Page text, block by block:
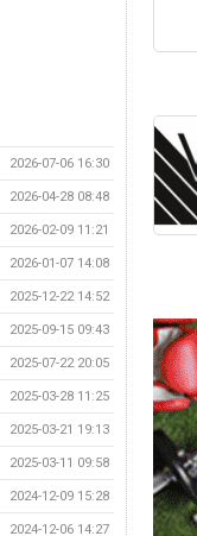
2026-07-06 16:30
2026-04-28 08:48
2026-02-09 11:21
2026-01-07 14:08
2025-12-22 14:52
2025-09-15 09:43
2025-07-22 20:05
2025-03-28 11:25
2025-03-21 19:13
2025-03-11 09:58
2024-12-09 15:28
2024-12-06 14:27